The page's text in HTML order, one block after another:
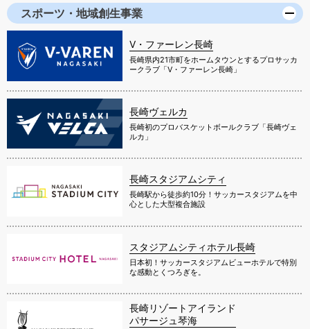
スポーツ・地域創生事業
V・ファーレン長崎
長崎県内21市町をホームタウンとするプロサッカ
ークラブ「V・ファーレン長崎」
長崎ヴェルカ
長崎初のプロバスケットボールクラブ「長崎ヴェ
ルカ」
長崎スタジアムシティ
長崎駅から徒歩約10分！サッカースタジアムを中
心とした大型複合施設
スタジアムシティホテル長崎
日本初！サッカースタジアムビューホテルで特別
な感動とくつろぎを。
長崎リゾートアイランド
パサージュ琴海